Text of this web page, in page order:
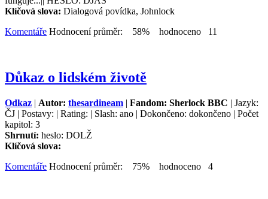
Klíčová slova: Dialogová povídka, Johnlock
Komentáře Hodnocení průměr: 58% hodnoceno 11
Důkaz o lidském životě
Odkaz | Autor: thesardineam | Fandom: Sherlock BBC | Jazyk:
ČJ | Postavy: | Rating: | Slash: ano | Dokončeno: dokončeno | Počet
kapitol: 3
Shrnutí: heslo: DOLŽ
Klíčová slova:
Komentáře Hodnocení průměr: 75% hodnoceno 4